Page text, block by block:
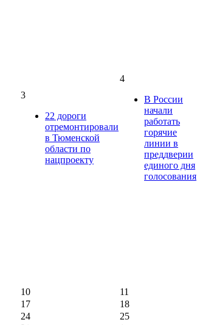
3
22 дороги
отремонтировали
в Тюменской
области по
нацпроекту
4
В России
начали
работать
горячие
линии в
преддверии
единого дня
голосования
10 11
17
18
24
25